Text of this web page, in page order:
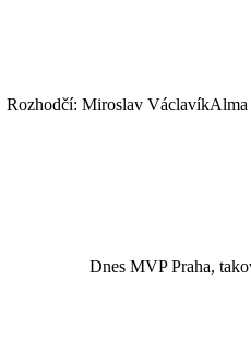
Rozhodčí: Miroslav
Dnes MVP Praha,